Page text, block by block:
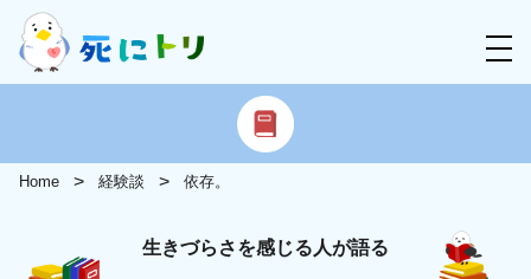
Home 経験談 依存。
生きづらさを感じる人が語る